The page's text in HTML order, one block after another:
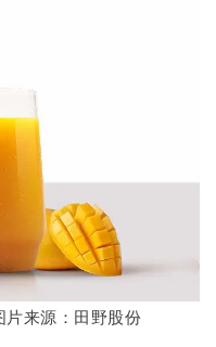
片来源：田野股份